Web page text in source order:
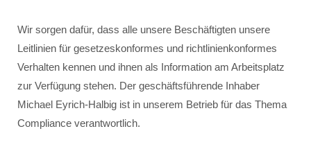
Wir sorgen dafür, dass alle unsere Beschäftigten unsere
Leitlinien für gesetzeskonformes und richtlinienkonformes
Verhalten kennen und ihnen als Information am Arbeitsplatz
zur Verfügung stehen. Der geschäftsführende Inhaber
Michael Eyrich-Halbig ist in unserem Betrieb für das Thema
Compliance verantwortlich.